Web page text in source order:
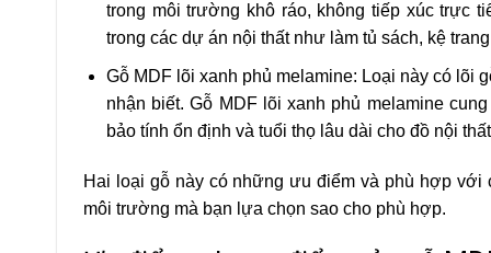
trong môi trường khô ráo, không tiếp xúc trực
trong các dự án nội thất như làm tủ sách, kệ
Gỗ MDF lõi xanh phủ melamine: Loại này có lõi
nhận biết. Gỗ MDF lõi xanh phủ melamine
bảo tính ổn định và tuổi thọ lâu dài cho đồ nội
Hai loại gỗ này có những ưu điểm và phù hợp với
môi trường mà bạn lựa chọn sao cho phù hợp.